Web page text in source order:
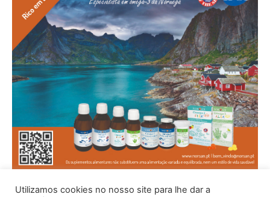
Utilizamos cookies no nosso site para lhe dar a